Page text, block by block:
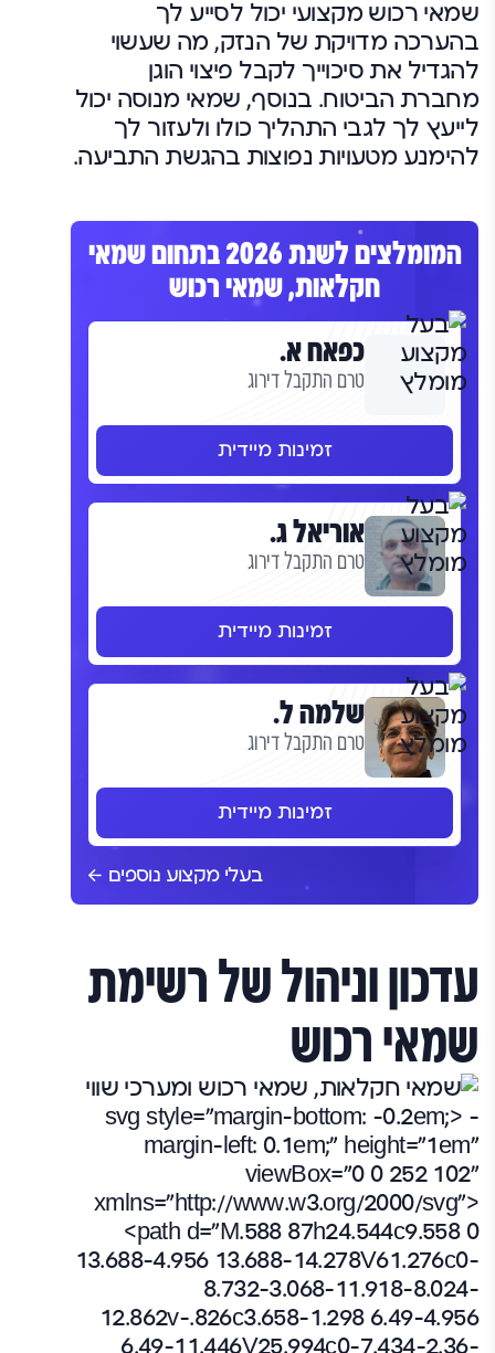
שמאי רכוש מקצועי יכול לסייע לך
בהערכה מדויקת של הנזק, מה שעשוי
להגדיל את סיכוייך לקבל פיצוי הוגן
מחברת הביטוח. בנוסף, שמאי מנוסה יכול
לייעץ לך לגבי התהליך כולו ולעזור לך
להימנע מטעויות נפוצות בהגשת התביעה.
המומלצים לשנת 2026 בתחום שמאי
חקלאות, שמאי רכוש
כפאח א.
טרם התקבל דירוג
זמינות מיידית
אוריאל ג.
טרם התקבל דירוג
זמינות מיידית
שלמה ל.
טרם התקבל דירוג
זמינות מיידית
בעלי מקצוע נוספים
עדכון וניהול של רשימת
שמאי רכוש